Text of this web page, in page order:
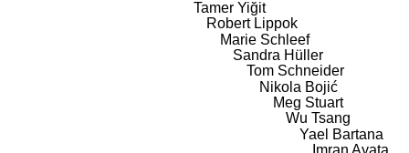
Tamer Yiğit
Robert Lippok
Marie Schleef
Sandra Hüller
Tom Schneider
Nikola Bojić
Meg Stuart
Wu Tsang
Yael Bartana
Imran Ayata